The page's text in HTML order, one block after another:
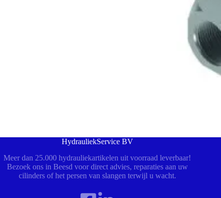
HydrauliekService BV
Meer dan 25.000 hydrauliekartikelen uit voorraad leverbaar!
Bezoek ons in Beesd voor direct advies, reparaties aan uw
cilinders of het persen van slangen terwijl u wacht.